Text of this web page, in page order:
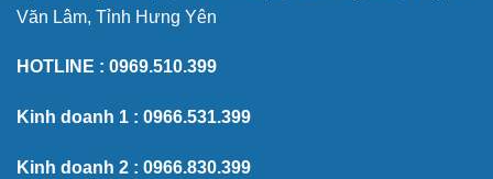
Văn Lâm, Tỉnh Hưng Yên
HOTLINE : 0969.510.399
Kinh doanh 1 : 0966.531.399
Kinh doanh 2 : 0966.830.399